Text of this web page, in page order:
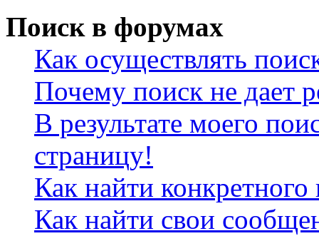
Поиск в форумах
Как осуществлять
Почему поиск не дает
В результате моего
страницу!
Как найти конкретного
Как найти свои